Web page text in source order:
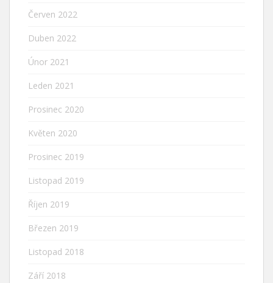
Červen 2022
Duben 2022
Únor 2021
Leden 2021
Prosinec 2020
Květen 2020
Prosinec 2019
Listopad 2019
Říjen 2019
Březen 2019
Listopad 2018
Září 2018